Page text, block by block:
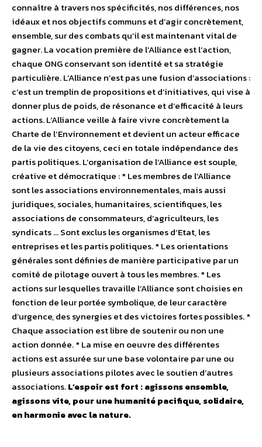
connaître à travers nos spécificités, nos différences, nos
idéaux et nos objectifs communs et d’agir concrètement,
ensemble, sur des combats qu’il est maintenant vital de
gagner. La vocation première de l’Alliance est l’action,
chaque ONG conservant son identité et sa stratégie
particulière. L’Alliance n’est pas une fusion d’associations :
c’est un tremplin de propositions et d’initiatives, qui vise à
donner plus de poids, de résonance et d’efficacité à leurs
actions. L’Alliance veille à faire vivre concrètement la
Charte de l’Environnement et devient un acteur efficace
de la vie des citoyens, ceci en totale indépendance des
partis politiques. L’organisation de l’Alliance est souple,
créative et démocratique : * Les membres de l’Alliance
sont les associations environnementales, mais aussi
juridiques, sociales, humanitaires, scientifiques, les
associations de consommateurs, d’agriculteurs, les
syndicats … Sont exclus les organismes d’Etat, les
entreprises et les partis politiques. * Les orientations
générales sont définies de manière participative par un
comité de pilotage ouvert à tous les membres. * Les
actions sur lesquelles travaille l’Alliance sont choisies en
fonction de leur portée symbolique, de leur caractère
d’urgence, des synergies et des victoires fortes possibles. *
Chaque association est libre de soutenir ou non une
action donnée. * La mise en oeuvre des différentes
actions est assurée sur une base volontaire par une ou
plusieurs associations pilotes avec le soutien d’autres
associations.L’espoir est fort : agissons ensemble,
agissons vite, pour une humanité pacifique, solidaire,
en harmonie avec la nature.